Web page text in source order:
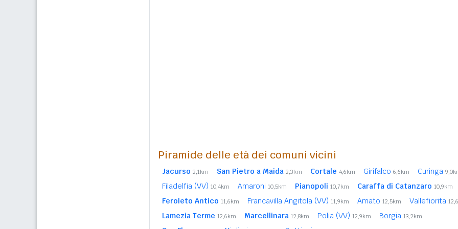
Piramide delle età dei comuni vicini
Jacurso 2,1km San Pietro a Maida 2,3km Cortale 4,6km Girifalco 6,6km Curinga
Filadelfia (VV) 10,4km Amaroni 10,5km Pianopoli 10,7km Caraffa di Catanzaro 10,9km
Feroleto Antico 11,6km Francavilla Angitola (VV) 11,9km Amato 12,5km Vallefiorita
Lamezia Terme 12,6km Marcellinara 12,8km Polia (VV) 12,9km Borgia 13,2km